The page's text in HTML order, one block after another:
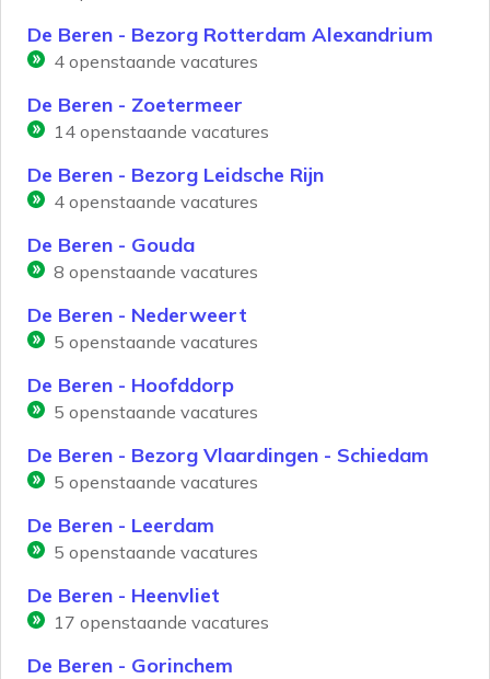
De Beren - Bezorg Rotterdam Alexandrium
4 openstaande vacatures
De Beren - Zoetermeer
14 openstaande vacatures
De Beren - Bezorg Leidsche Rijn
4 openstaande vacatures
De Beren - Gouda
8 openstaande vacatures
De Beren - Nederweert
5 openstaande vacatures
De Beren - Hoofddorp
5 openstaande vacatures
De Beren - Bezorg Vlaardingen - Schiedam
5 openstaande vacatures
De Beren - Leerdam
5 openstaande vacatures
De Beren - Heenvliet
17 openstaande vacatures
De Beren - Gorinchem